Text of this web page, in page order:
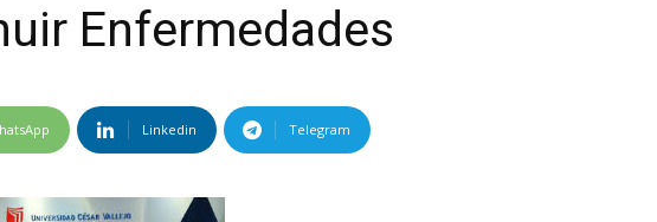
Enfermedades
Linkedin Telegram